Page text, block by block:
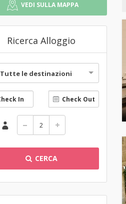
VEDI SULLA MAPPA
Ricerca Alloggio
Tutte le destinazioni
CERCA